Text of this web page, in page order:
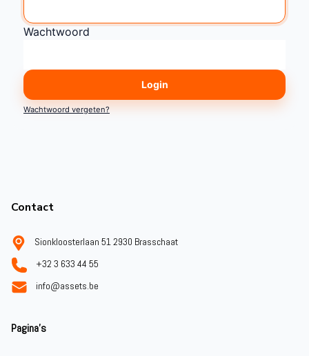
Wachtwoord
Login
Wachtwoord vergeten?
Contact
Sionkloosterlaan 51 2930 Brasschaat
+32 3 633 44 55
info@assets.be
Pagina's